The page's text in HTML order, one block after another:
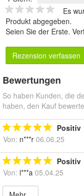
Es
Produkt abgegeben.
Seien Sie der Erste.
Rezension verfassen
Bewertungen
So haben Kunden, die
haben, den Kauf
Positiv
Von: n***r 06.06.25
Positiv
Von: l***a 05.04.25